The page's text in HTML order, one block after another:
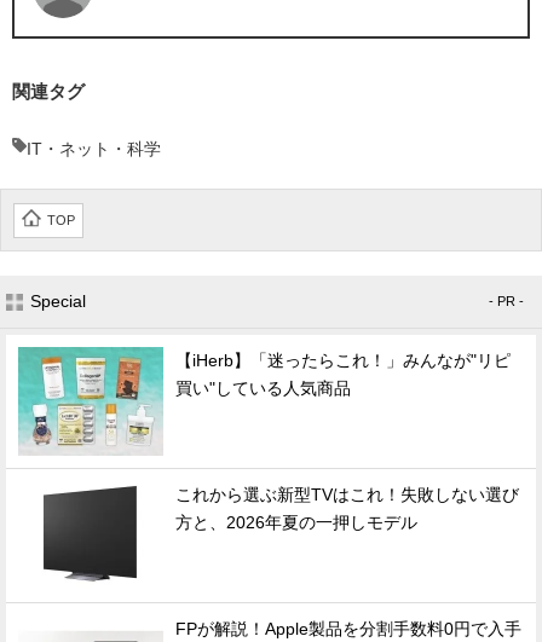
関連タグ
IT・ネット・科学
TOP
Special - PR -
【iHerb】「迷ったらこれ！」みんなが"リピ
買い"している人気商品
これから選ぶ新型TVはこれ！失敗しない選び
方と、2026年夏の一押しモデル
FPが解説！Apple製品を分割手数料0円で入手